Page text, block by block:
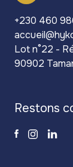
+230 460
Lot n°22 -
90902
restons